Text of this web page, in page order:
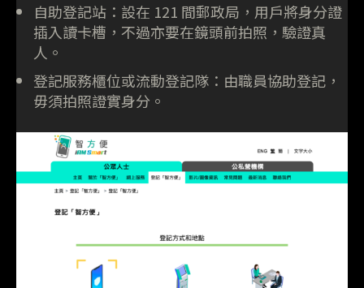
自助登記站：設在 121 間郵政局，用戶將身分證
插入讀卡槽，不過亦要在鏡頭前拍照，驗證真
人。
登記服務櫃位或流動登記隊：由職員協助登記，
毋須拍照證實身分。